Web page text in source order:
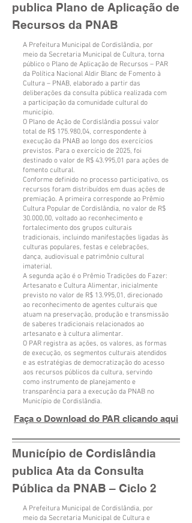
publica Plano de Aplicação de
Recursos da PNAB
A Prefeitura Municipal de Cordislândia, por
meio da Secretaria Municipal de Cultura, torna
público o Plano de Aplicação de Recursos – PAR
da Política Nacional Aldir Blanc de Fomento à
Cultura – PNAB, elaborado a partir das
deliberações da consulta pública realizada com
a participação da comunidade cultural do
município.
O Plano de Ação de Cordislândia possui valor
total de R$ 175.980,04, correspondente à
execução da PNAB ao longo dos exercícios
previstos. Para o exercício de 2025, foi
destinado o valor de R$ 43.995,01 para ações de
fomento cultural.
Conforme definido no processo participativo, os
recursos foram distribuídos em duas ações de
premiação. A primeira corresponde ao Prêmio
Cultura Popular de Cordislândia, no valor de R$
30.000,00, voltado ao reconhecimento e
fortalecimento dos grupos culturais
tradicionais, incluindo manifestações ligadas às
culturas populares, festas e celebrações,
dança, audiovisual e patrimônio cultural
imaterial.
A segunda ação é o Prêmio Tradições do Fazer:
Artesanato e Cultura Alimentar, inicialmente
previsto no valor de R$ 13.995,01, direcionado
ao reconhecimento de agentes culturais que
atuam na preservação, produção e transmissão
de saberes tradicionais relacionados ao
artesanato e à cultura alimentar.
O PAR registra as ações, os valores, as formas
de execução, os segmentos culturais atendidos
e as estratégias de democratização do acesso
aos recursos públicos da cultura, servindo
como instrumento de planejamento e
transparência para a execução da PNAB no
Município de Cordislândia.
Faça o Download do PAR clicando aqui
Município de Cordislândia
publica Ata da Consulta
Pública da PNAB – Ciclo 2
A Prefeitura Municipal de Cordislândia, por
meio da Secretaria Municipal de Cultura e